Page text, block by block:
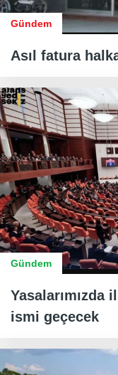
Gündem
Asıl fatura
Gündem
Yasalarımızda
ismi geçecek